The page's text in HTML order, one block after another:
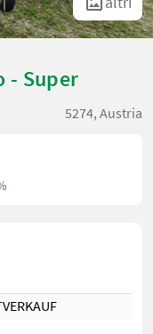
- Super
5274, Austria